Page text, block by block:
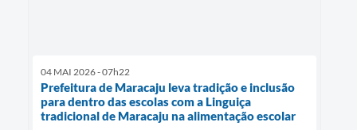
04 MAI 2026 - 07h22
Prefeitura de Maracaju leva tradição e inclusão
para dentro das escolas com a Linguiça
tradicional de Maracaju na alimentação escolar